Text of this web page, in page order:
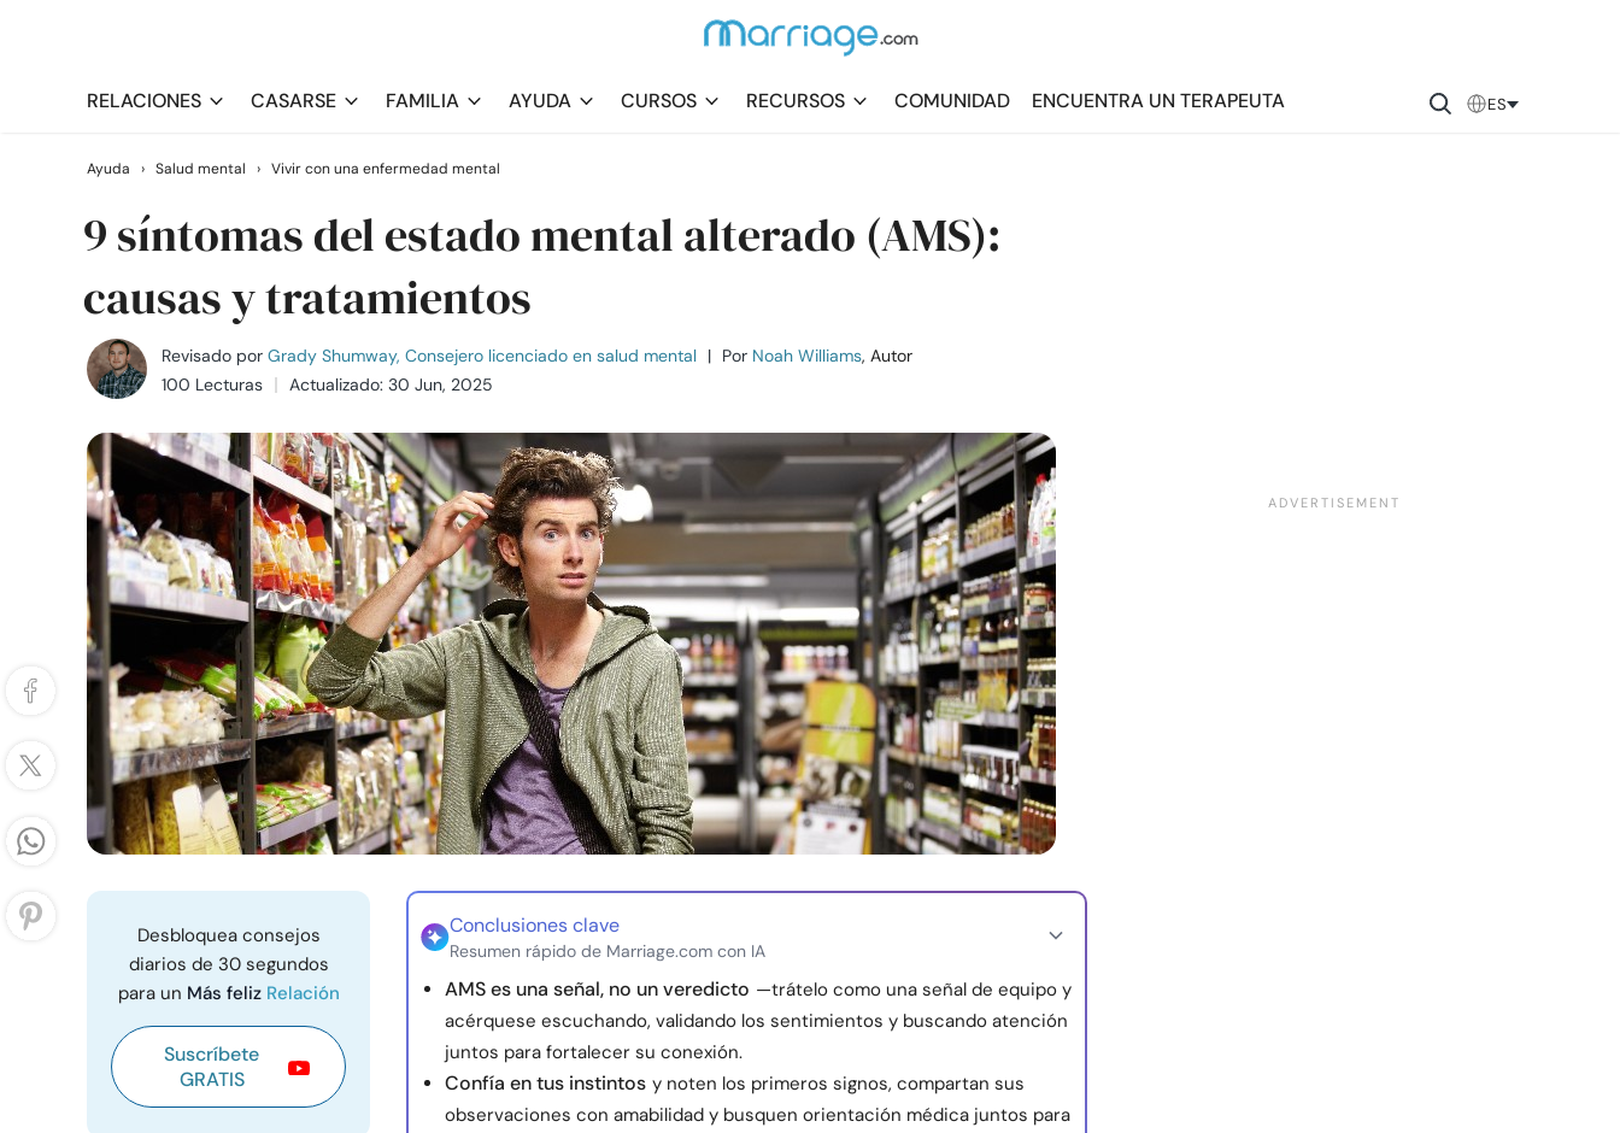
RELACIONES CASARSE FAMILIA AYUDA CURSOS RECURSOS COMUNIDAD ENCUENTRA UN TERAPEUTA ES
Ayuda › Salud mental › Vivir con una enfermedad mental
9 síntomas del estado mental alterado (AMS):
causas y tratamientos
Revisado por Grady Shumway, Consejero licenciado en salud mental | Por Noah Williams, Autor
100 Lecturas
Actualizado: 30 Jun, 2025
Desbloquea consejos
diarios de 30 segundos
para un Más feliz Relación
Suscríbete
GRATIS
Conclusiones clave
Resumen rápido de Marriage.com con IA
AMS es una señal, no un veredicto —trátelo como una señal de equipo y
acérquese escuchando, validando los sentimientos y buscando atención
juntos para fortalecer su conexión.
Confía en tus instintos y noten los primeros signos, compartan sus
observaciones con amabilidad y busquen orientación médica juntos para